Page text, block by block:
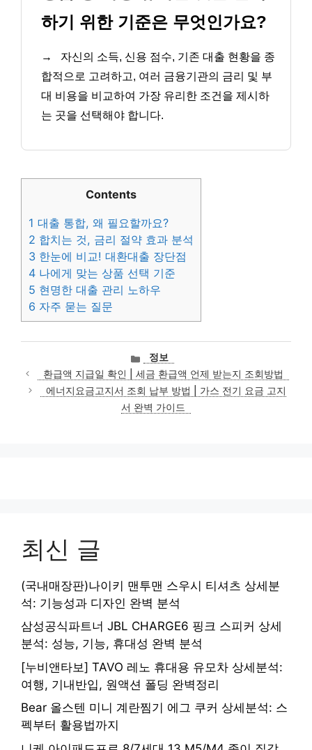
하기 위한 기준은 무엇인가요?
→
자신의 소득, 신용 점수, 기존 대출 현황을 종
합적으로 고려하고, 여러 금융기관의 금리 및 부
대 비용을 비교하여 가장 유리한 조건을 제시하
는 곳을 선택해야 합니다.
Contents
1 대출 통합, 왜 필요할까요?
2 합치는 것, 금리 절약 효과 분석
3 한눈에 비교! 대환대출 장단점
4 나에게 맞는 상품 선택 기준
5 현명한 대출 관리 노하우
6 자주 묻는 질문
카
테
고
리
정보
환급액 지급일 확인 | 세금 환급액 언제 받는지 조회방법
에너지요금고지서 조회 납부 방법 | 가스 전기 요금 고지
서 완벽 가이드
최신 글
(국내매장판)나이키 맨투맨 스우시 티셔츠 상세분
석: 기능성과 디자인 완벽 분석
삼성공식파트너 JBL CHARGE6 핑크 스피커 상세
분석: 성능, 기능, 휴대성 완벽 분석
[누비앤타보] TAVO 레노 휴대용 유모차 상세분석:
여행, 기내반입, 원액션 폴딩 완벽정리
Bear 올스텐 미니 계란찜기 에그 쿠커 상세분석: 스
펙부터 활용법까지